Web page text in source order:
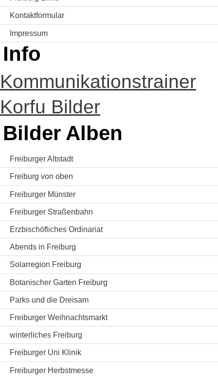
Kontaktformular
Impressum
Info
Kommunikationstrainer
Korfu Bilder
Bilder Alben
Freiburger Altstadt
Freiburg von oben
Freiburger Münster
Freiburger Straßenbahn
Erzbischöfliches Ordinariat
Abends in Freiburg
Solarregion Freiburg
Botanischer Garten Freiburg
Parks und die Dreisam
Freiburger Weihnachtsmarkt
winterliches Freiburg
Freiburger Uni Klinik
Freiburger Herbstmesse